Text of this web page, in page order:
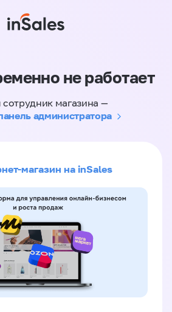
не работает
сотрудник магазина —
администратора
магазин на inSales